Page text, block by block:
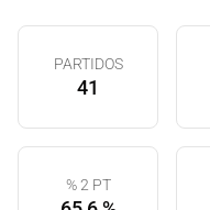
PARTIDOS
41
% 2 PT